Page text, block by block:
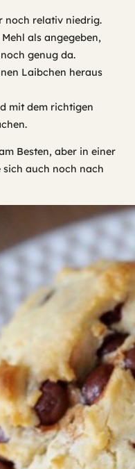
noch relativ niedrig.
als angegeben,
genug da.
Laibchen heraus
mit dem richtigen
Besten, aber in einer
auch noch nach